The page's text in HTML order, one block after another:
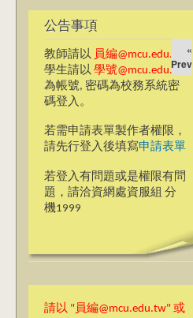
公告事項
教師請以 員編@mcu.edu.tw
學生請以 學號@mcu.edu.tw
為帳號, 密碼為校務系統密
碼登入。
若需申請表單製作者權限，
請先行登入後填寫申請表單
若登入有問題或是權限有問
題，請洽資網處資服組 分
機1999
請以 "員編@mcu.edu.tw" 或
«
Prev